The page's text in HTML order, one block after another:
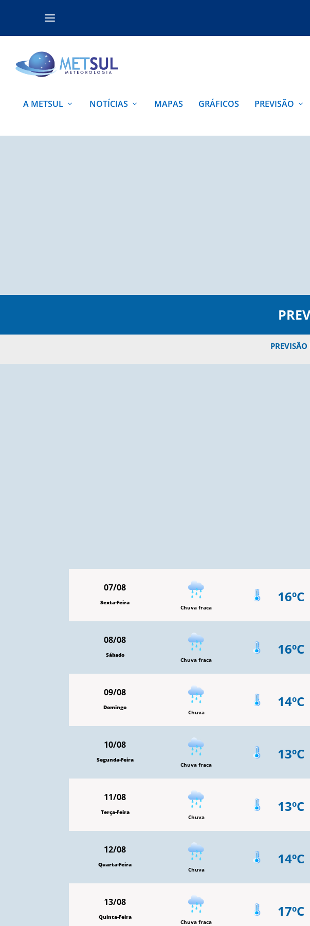
A METSUL NOTÍCIAS MAPAS GRÁFICOS PREVISÃO
07/08
Sexta-Feira
Chuva fraca
16ºC
08/08
Sábado
Chuva fraca
16ºC
09/08
Domingo
Chuva
14ºC
10/08
Segunda-Feira
Chuva fraca
13ºC
11/08
Terça-Feira
Chuva
13ºC
12/08
Quarta-Feira
Chuva
14ºC
13/08
Quinta-Feira
Chuva fraca
17ºC